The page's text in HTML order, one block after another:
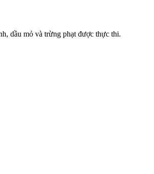
dầu mỏ và trừng phạt được thực thi.